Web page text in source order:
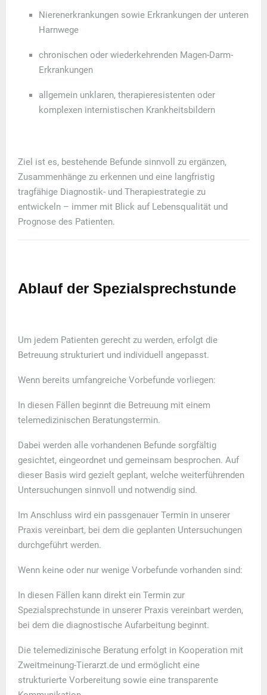
Nierenerkrankungen sowie Erkrankungen der unteren
Harnwege
chronischen oder wiederkehrenden Magen-Darm-
Erkrankungen
allgemein unklaren, therapieresistenten oder
komplexen internistischen Krankheitsbildern
Ziel ist es, bestehende Befunde sinnvoll zu ergänzen,
Zusammenhänge zu erkennen und eine langfristig
tragfähige Diagnostik- und Therapiestrategie zu
entwickeln – immer mit Blick auf Lebensqualität und
Prognose des Patienten.
Ablauf der Spezialsprechstunde
Um jedem Patienten gerecht zu werden, erfolgt die
Betreuung strukturiert und individuell angepasst.
Wenn bereits umfangreiche Vorbefunde vorliegen:
In diesen Fällen beginnt die Betreuung mit einem
telemedizinischen Beratungstermin.
Dabei werden alle vorhandenen Befunde sorgfältig
gesichtet, eingeordnet und gemeinsam besprochen. Auf
dieser Basis wird gezielt geplant, welche weiterführenden
Untersuchungen sinnvoll und notwendig sind.
Im Anschluss wird ein passgenauer Termin in unserer
Praxis vereinbart, bei dem die geplanten Untersuchungen
durchgeführt werden.
Wenn keine oder nur wenige Vorbefunde vorhanden sind:
In diesen Fällen kann direkt ein Termin zur
Spezialsprechstunde in unserer Praxis vereinbart werden,
bei dem die diagnostische Aufarbeitung beginnt.
Die telemedizinische Beratung erfolgt in Kooperation mit
Zweitmeinung-Tierarzt.de und ermöglicht eine
strukturierte Vorbereitung sowie eine transparente